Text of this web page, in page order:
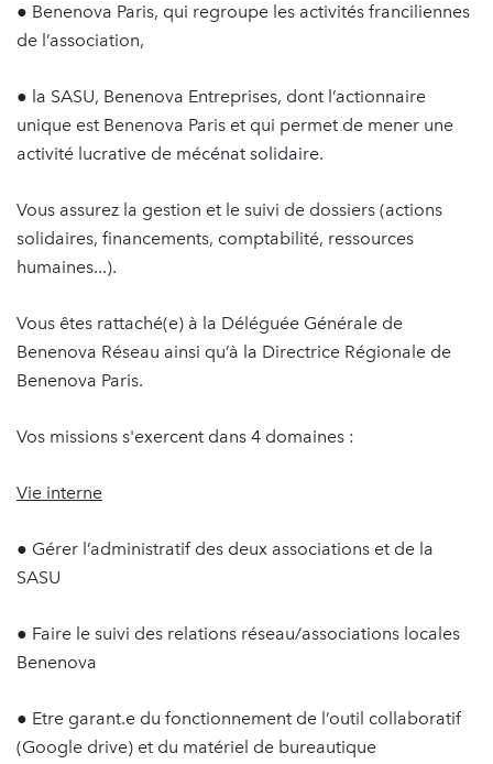
● Benenova Paris, qui regroupe les activités franciliennes
de l’association,
● la SASU, Benenova Entreprises, dont l’actionnaire
unique est Benenova Paris et qui permet de mener une
activité lucrative de mécénat solidaire.
Vous assurez la gestion et le suivi de dossiers (actions
solidaires, financements, comptabilité, ressources
humaines...).
Vous êtes rattaché(e) à la Déléguée Générale de
Benenova Réseau ainsi qu’à la Directrice Régionale de
Benenova Paris.
Vos missions s'exercent dans 4 domaines :
Vie interne
● Gérer l’administratif des deux associations et de la
SASU
● Faire le suivi des relations réseau/associations locales
Benenova
● Etre garant.e du fonctionnement de l’outil collaboratif
(Google drive) et du matériel de bureautique